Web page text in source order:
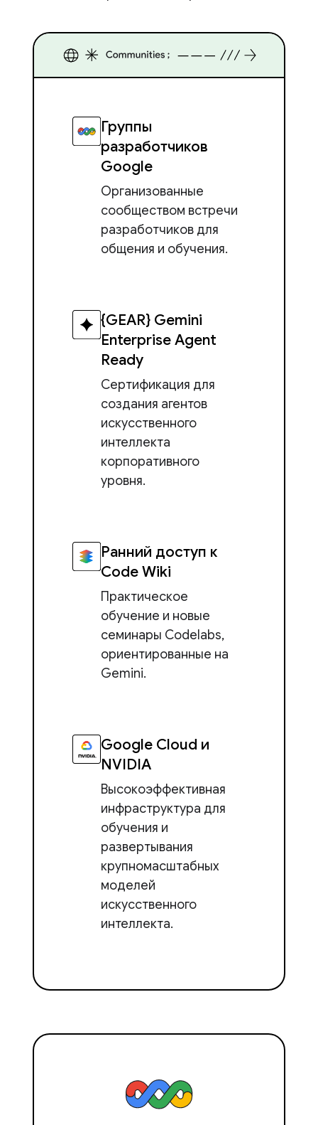
Группы
разработчиков
Google
Организованные
сообществом встречи
разработчиков для
общения и обучения.
{GEAR} Gemini
Enterprise Agent
Ready
Сертификация для
создания агентов
искусственного
интеллекта
корпоративного
уровня.
Ранний доступ к
Code Wiki
Практическое
обучение и новые
семинары Codelabs,
ориентированные на
Gemini.
Google Cloud и
NVIDIA
Высокоэффективная
инфраструктура для
обучения и
развертывания
крупномасштабных
моделей
искусственного
интеллекта.